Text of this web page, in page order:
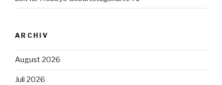
ARCHIV
August 2026
Juli 2026